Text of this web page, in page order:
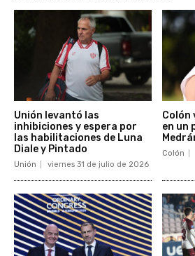
Unión levantó las
inhibiciones y espera por
las habilitaciones de Luna
Diale y Pintado
Unión viernes 31 de julio de 2026
Colón
en un
Colón